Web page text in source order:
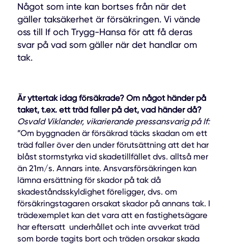
Något som inte kan bortses från när det
gäller taksäkerhet är försäkringen. Vi vände
oss till If och Trygg-Hansa för att få deras
svar på vad som gäller när det handlar om
tak.
Är yttertak idag försäkrade? Om något händer på
taket, t.ex. ett träd faller på det, vad händer då?
Osvald Viklander, vikarierande pressansvarig på If:
”Om byggnaden är försäkrad täcks skadan om ett
träd faller över den under förutsättning att det har
blåst stormstyrka vid skadetillfället dvs. alltså mer
än 21m/s. Annars inte. Ansvarsförsäkringen kan
lämna ersättning för skador på tak då
skadeståndsskyldighet föreligger, dvs. om
försäkringstagaren orsakat skador på annans tak. I
trädexemplet kan det vara att en fastighetsägare
har eftersatt underhållet och inte avverkat träd
som borde tagits bort och träden orsakar skada